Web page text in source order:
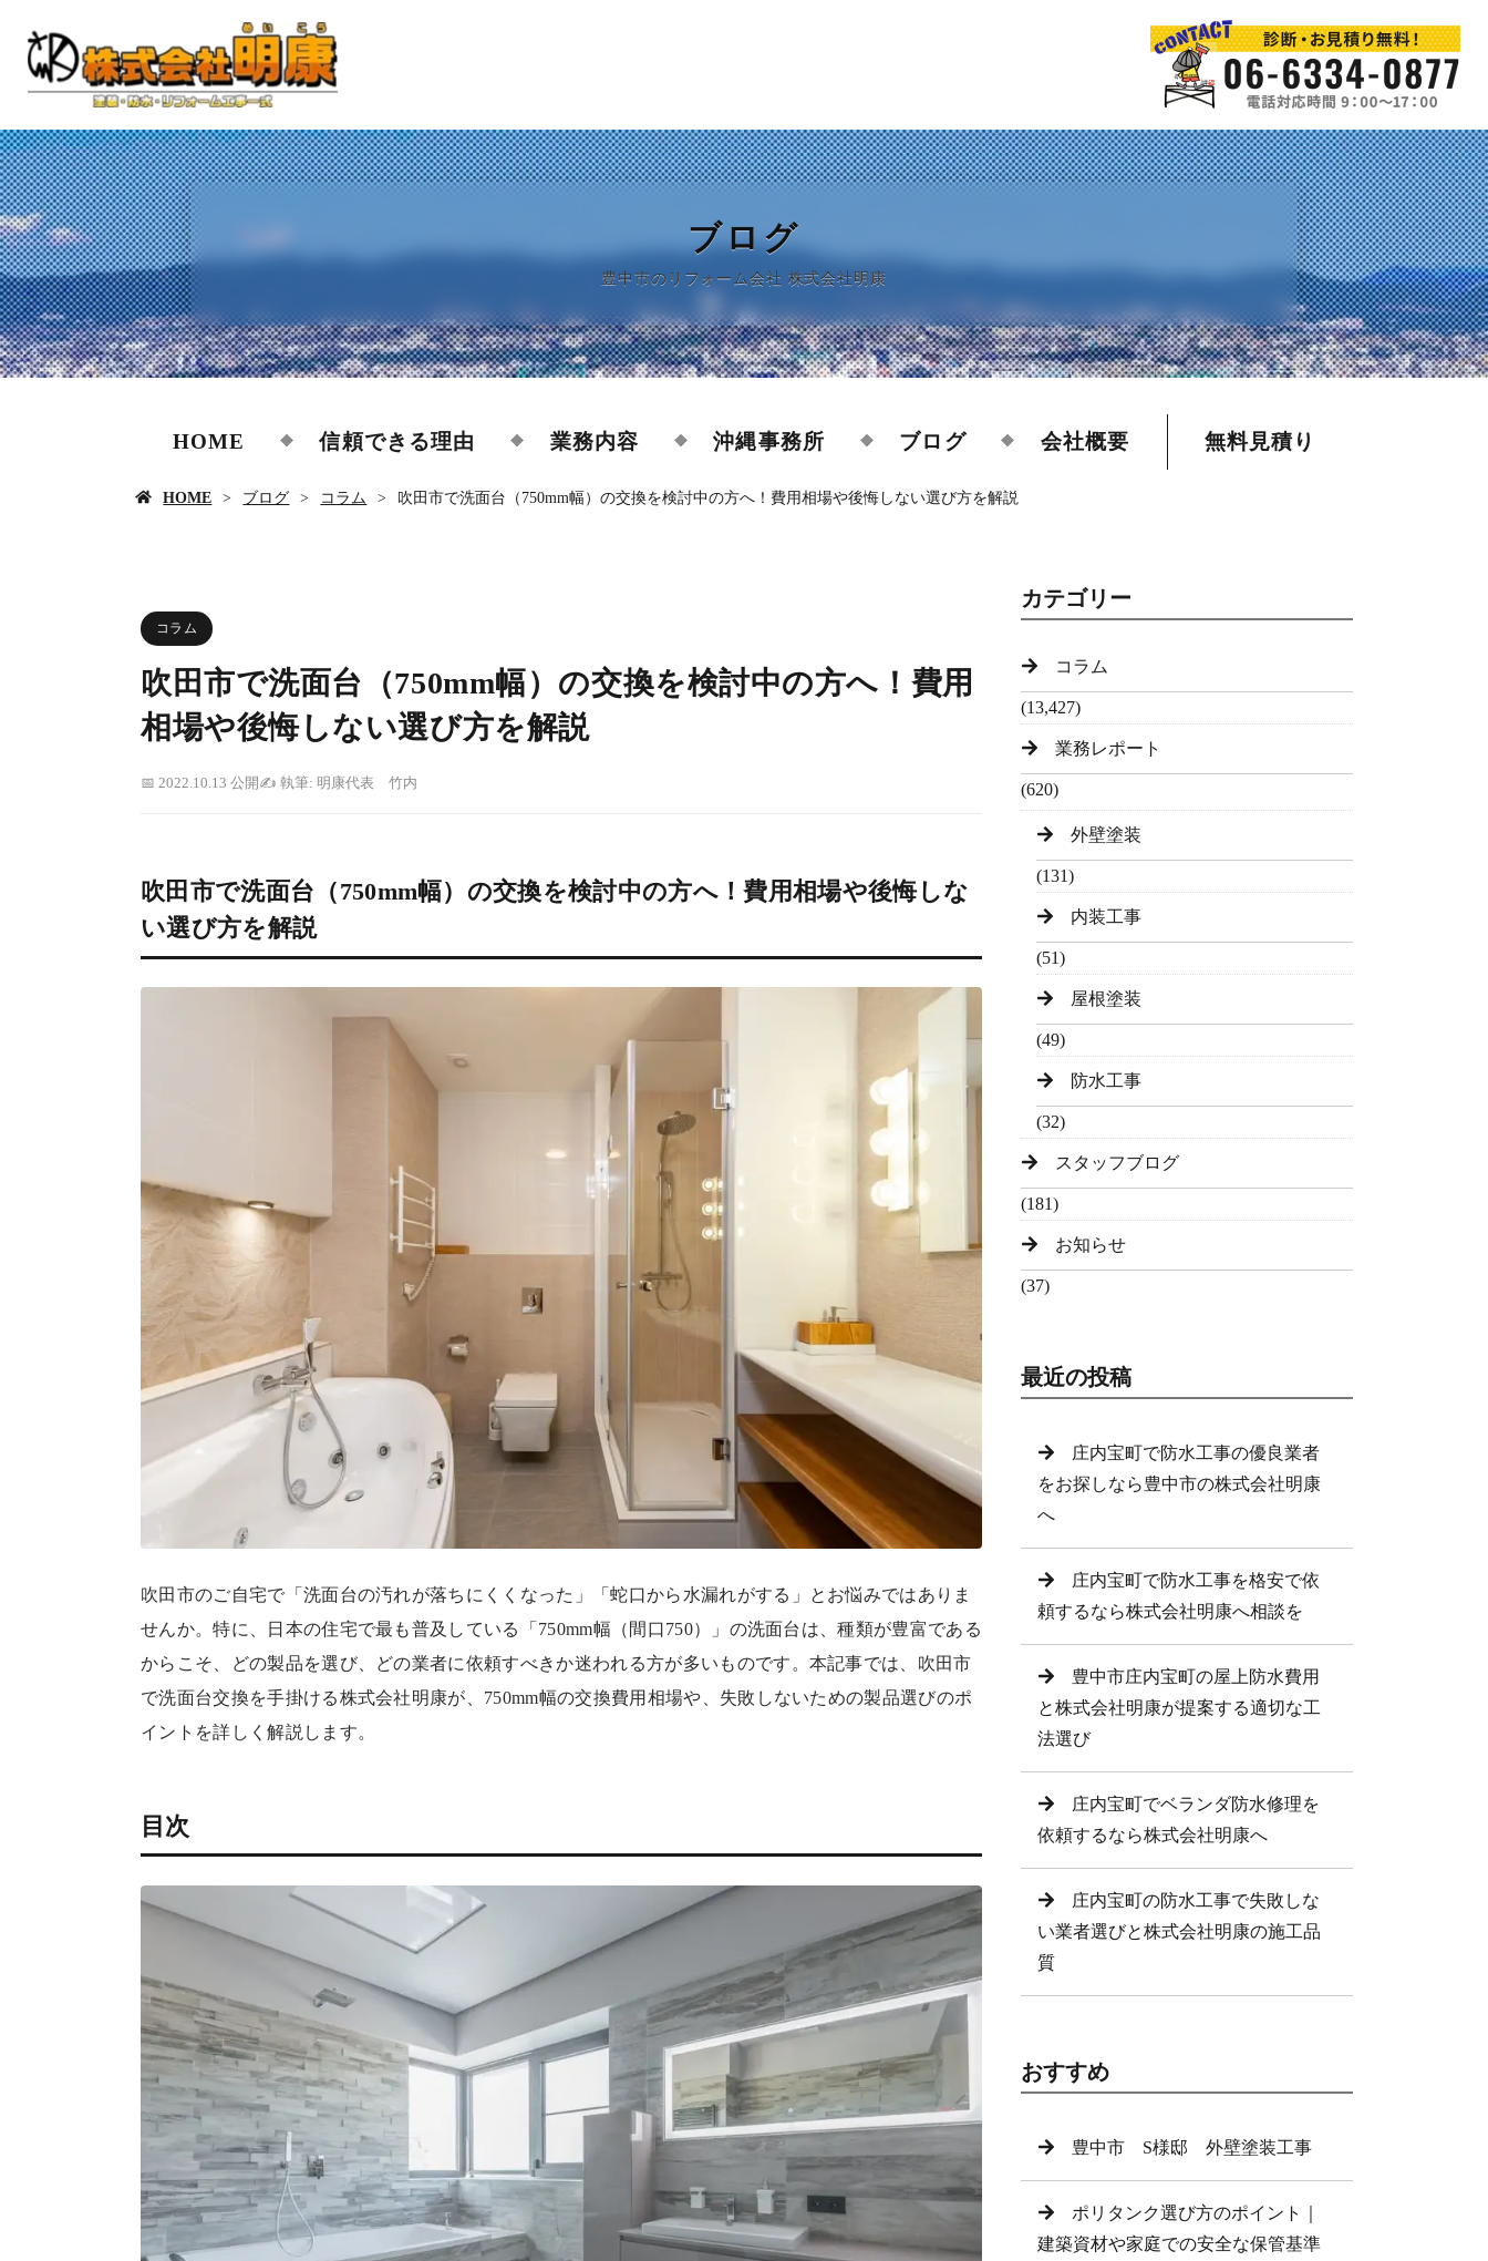
ブログ
豊中市のリフォーム会社 株式会社明康
HOME 信頼できる理由 業務内容 沖縄事務所 ブログ 会社概要 無料見積り
HOME ブログ コラム 吹田市で洗面台（750mm幅）の交換を検討中の方へ！費用相場や後悔しない選び方を解説
コラム
吹田市で洗面台（750mm幅）の交換を検討中の方へ！費用
相場や後悔しない選び方を解説
2022.10.13 公開 執筆: 明康代表 竹内
吹田市で洗面台（750mm幅）の交換を検討中の方へ！費用相場や後悔しな
い選び方を解説
吹田市のご自宅で「洗面台の汚れが落ちにくくなった」「蛇口から水漏れがする」とお悩みではありま
せんか。特に、日本の住宅で最も普及している「750mm幅（間口750）」の洗面台は、種類が豊富である
からこそ、どの製品を選び、どの業者に依頼すべきか迷われる方が多いものです。本記事では、吹田市
で洗面台交換を手掛ける株式会社明康が、750mm幅の交換費用相場や、失敗しないための製品選びのポ
イントを詳しく解説します。
目次
カテゴリー
コラム
(13,427)
業務レポート
(620)
外壁塗装
(131)
内装工事
(51)
屋根塗装
(49)
防水工事
(32)
スタッフブログ
(181)
お知らせ
(37)
最近の投稿
庄内宝町で防水工事の優良業者
をお探しなら豊中市の株式会社明康
へ
庄内宝町で防水工事を格安で依
頼するなら株式会社明康へ相談を
豊中市庄内宝町の屋上防水費用
と株式会社明康が提案する適切な工
法選び
庄内宝町でベランダ防水修理を
依頼するなら株式会社明康へ
庄内宝町の防水工事で失敗しな
い業者選びと株式会社明康の施工品
質
おすすめ
豊中市 S様邸 外壁塗装工事
ポリタンク選び方のポイント｜
建築資材や家庭での安全な保管基準